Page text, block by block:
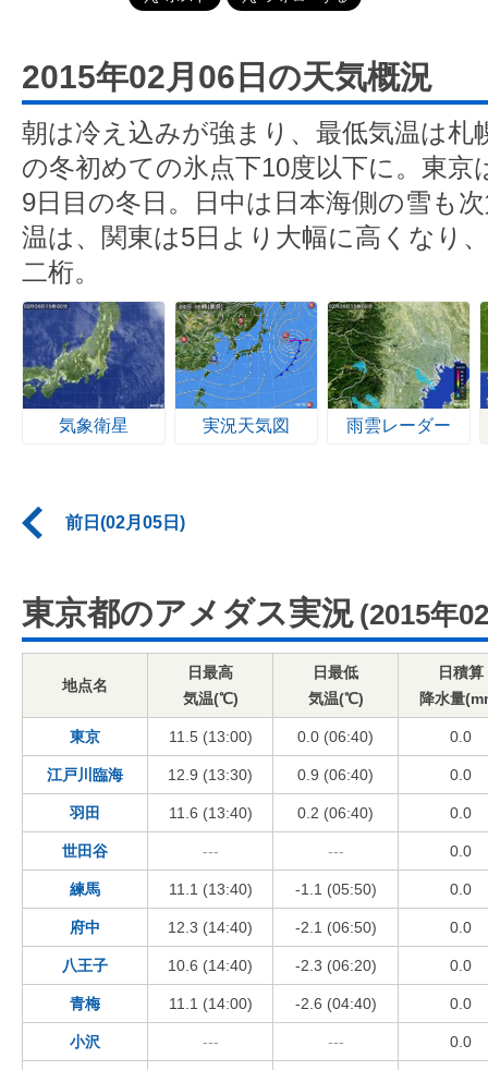
2015年02月06日の天気概況
朝は冷え込みが強まり、最低気温は札
の冬初めての氷点下10度以下に。東京
9日目の冬日。日中は日本海側の雪も
温は、関東は5日より大幅に高くなり
二桁。
気象衛星 実況天気図 雨雲レーダー
前日(02月05日)
東京都のアメダス実況 (2015年
地点名
日最高
気温(℃)
日最低
気温(℃)
日積算
降水量
東京 11.5 (13:00) 0.0 (06:40) 0.0
江戸川臨海 12.9 (13:30) 0.9 (06:40) 0.0
羽田 11.6 (13:40) 0.2 (06:40) 0.0
世田谷 --- --- 0.0
練馬 11.1 (13:40) -1.1 (05:50) 0.0
府中 12.3 (14:40) -2.1 (06:50) 0.0
八王子 10.6 (14:40) -2.3 (06:20) 0.0
青梅 11.1 (14:00) -2.6 (04:40) 0.0
小沢 --- --- 0.0